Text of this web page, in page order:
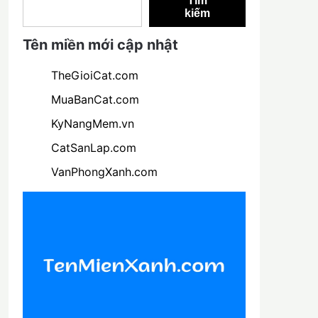
kiếm
Tên miền mới cập nhật
TheGioiCat.com
MuaBanCat.com
KyNangMem.vn
CatSanLap.com
VanPhongXanh.com